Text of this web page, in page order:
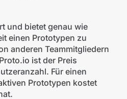
und bietet genau wie
einen Prototypen zu
anderen Teammitgliedern
ist der Preis
Für einen
Prototypen kostet